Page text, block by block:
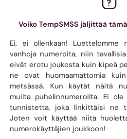
Voiko TempSMSS jäljittää
Ei, ei ollenkaan! Luettelomme
vanhoja numeroita, niin
eivät erotu joukosta kuin kipeä
ne ovat huomaamattomia
metsässä. Kun käytät näitä
muilta puhelinnumeroilta. Ei
tunnistetta, joka linkittäisi ne
Joten voit käyttää niitä
numerokäyttäjien joukkoon!